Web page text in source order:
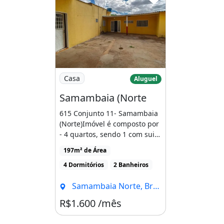
Imagem: Samambaia (Norte
Casa Aluguel
Samambaia (Norte
615 Conjunto 11- Samambaia
(Norte)Imóvel é composto por
- 4 quartos, sendo 1 com suite
- 1 banheiro [...]
197m² de Área
4 Dormitórios
2 Banheiros
Samambaia Norte, Brasília - DF
R$1.600 /mês